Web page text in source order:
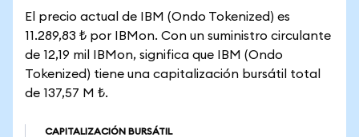
El precio actual de IBM (Ondo Tokenized) es
11.289,83 ₺ por IBMon. Con un suministro circulante
de 12,19 mil IBMon, significa que IBM (Ondo
Tokenized) tiene una capitalización bursátil total
de 137,57 M ₺.
CAPITALIZACIÓN BURSÁTIL